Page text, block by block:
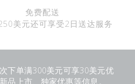
免费配送
美元还可享受2日送达服务
下单满300美元可享30美元优
品上市、独家优惠等信息。